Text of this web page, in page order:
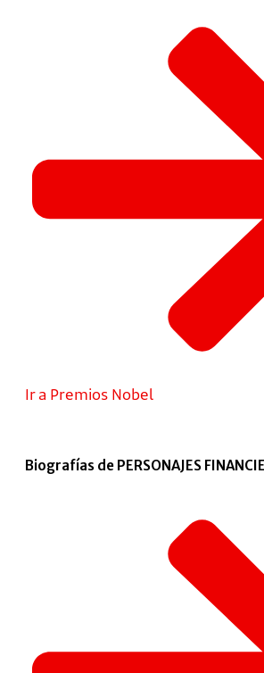
Ir a Premios Nobel
Biografías de PERSONAJES